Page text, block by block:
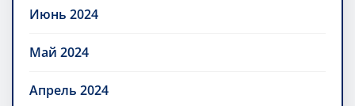
Июнь 2024
Май 2024
Апрель 2024